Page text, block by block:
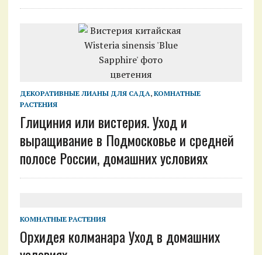
ДЕКОРАТИВНЫЕ ЛИАНЫ ДЛЯ САДА, КОМНАТНЫЕ
РАСТЕНИЯ
Глициния или вистерия. Уход и
выращивание в Подмосковье и средней
полосе России, домашних условиях
КОМНАТНЫЕ РАСТЕНИЯ
Орхидея колманара Уход в домашних